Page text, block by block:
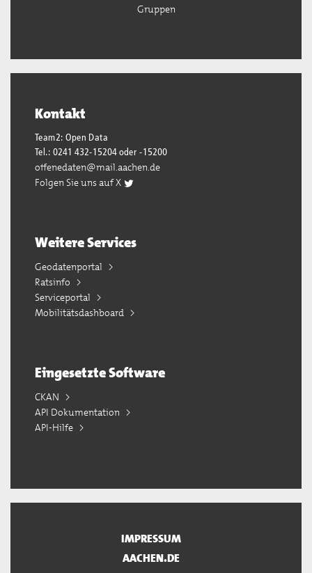
Gruppen
Kontakt
Team2: Open Data
Tel.: 0241 432-15204 oder -15200
offenedaten@mail.aachen.de
Folgen Sie uns auf X
Weitere Services
Geodatenportal
Ratsinfo
Serviceportal
Mobilitätsdashboard
Eingesetzte Software
CKAN
API Dokumentation
API-Hilfe
IMPRESSUM
AACHEN.DE